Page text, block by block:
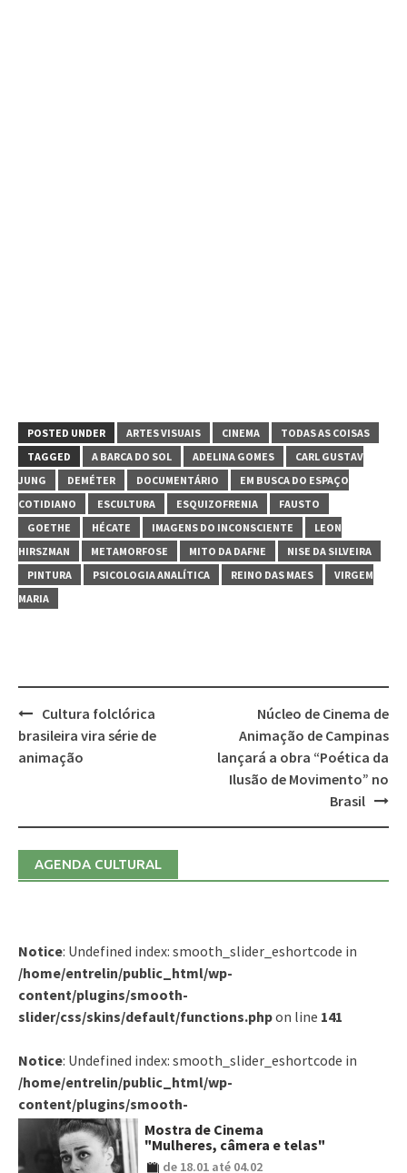
POSTED UNDER ARTES VISUAIS CINEMA
TODAS AS COISAS
TAGGED
A BARCA DO SOL ADELINA GOMES
CARL GUSTAV
JUNG
DEMÉTER DOCUMENTÁRIO
EM BUSCA DO ESPAÇO
COTIDIANO
ESCULTURA ESQUIZOFRENIA
FAUSTO
GOETHE
HÉCATE IMAGENS DO INCONSCIENTE
LEON
HIRSZMAN
METAMORFOSE MITO DA DAFNE
NISE DA SILVEIRA
PINTURA
PSICOLOGIA ANALÍTICA REINO DAS MAES
VIRGEM
MARIA
Post
navigation
Cultura folclórica
brasileira vira série de
animação
Núcleo de Cinema de
Animação de Campinas
lançará a obra “Poética da
Ilusão de Movimento” no
Brasil
AGENDA CULTURAL
Notice: Undefined index: smooth_slider_eshortcode in
/home/entrelin/public_html/wp-
content/plugins/smooth-
slider/css/skins/default/functions.phpon line 141
Notice: Undefined index: smooth_slider_eshortcode in
/home/entrelin/public_html/wp-
content/plugins/smooth-
slider/css/skins/default/functions.php
Mostra de Cinema
"Mulheres, câmera e telas"
de 18.01 até 04.02